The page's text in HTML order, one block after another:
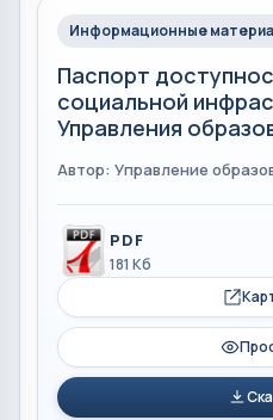
Информационные
Паспорт
социальной
Управления
Автор: Управление
PDF
181 Кб